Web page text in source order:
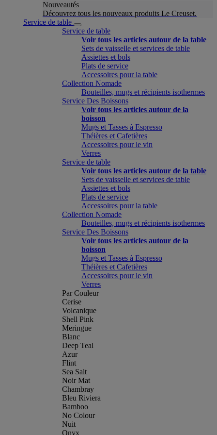
Nouveautés
Découvrez tous les nouveaux produits Le Creuset.
Service de table
Service de table
Voir tous les articles autour de la table
Sets de vaisselle et services de table
Assiettes et bols
Plats de service
Accessoires pour la table
Collection Nomade
Bouteilles, mugs et récipients isothermes
Service Des Boissons
Voir tous les articles autour de la
boisson
Mugs et Tasses à Espresso
Théières et Cafetières
Accessoires pour le vin
Verres
Service de table
Voir tous les articles autour de la table
Sets de vaisselle et services de table
Assiettes et bols
Plats de service
Accessoires pour la table
Collection Nomade
Bouteilles, mugs et récipients isothermes
Service Des Boissons
Voir tous les articles autour de la
boisson
Mugs et Tasses à Espresso
Théières et Cafetières
Accessoires pour le vin
Verres
Par Couleur
Cerise
Volcanique
Shell Pink
Meringue
Blanc
Deep Teal
Azur
Flint
Sea Salt
Noir Mat
Chambray
Bleu Riviera
Bamboo
No Colour
Nuit
Onyx